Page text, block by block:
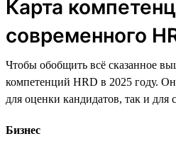
Карта
современного
Чтобы обобщить всё сказанное
компетенций HRD в 2025 году.
для оценки кандидатов, так и для
Бизнес